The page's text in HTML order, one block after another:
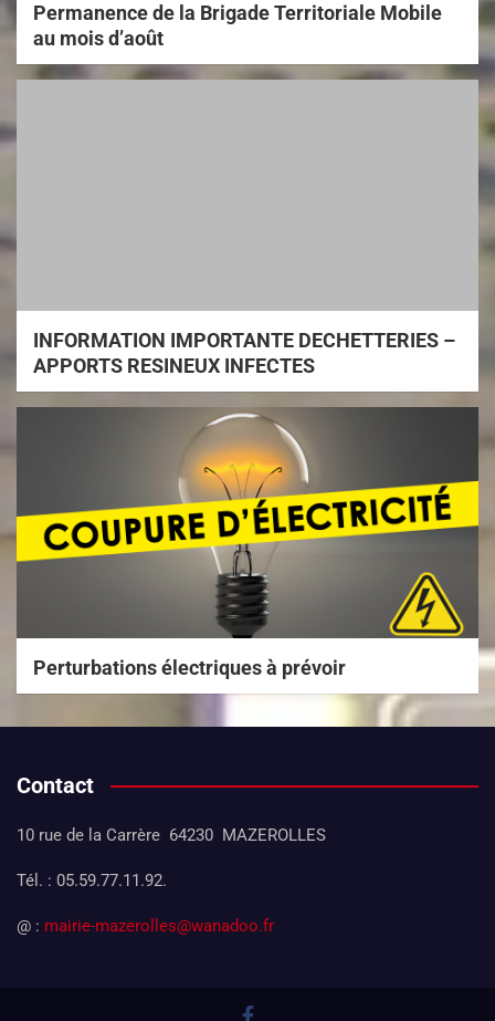
Permanence de la Brigade Territoriale Mobile
au mois d’août
INFORMATION IMPORTANTE DECHETTERIES –
APPORTS RESINEUX INFECTES
Perturbations électriques à prévoir
Contact
10 rue de la Carrère 64230 MAZEROLLES
Tél. : 05.59.77.11.92.
@ : mairie-mazerolles@wanadoo.fr